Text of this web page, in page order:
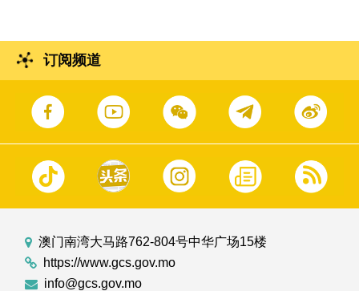
订阅频道
澳门南湾大马路762-804号中华广场15楼
https://www.gcs.gov.mo
info@gcs.gov.mo